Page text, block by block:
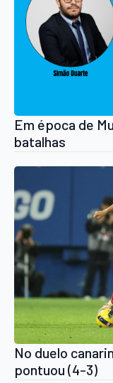
Em época de
batalhas
No duelo
pontuou (4-3)